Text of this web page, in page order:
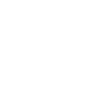
Una vez dentro
su plan. Crearon
y realizaron
dinero sustraído
terminal de pago